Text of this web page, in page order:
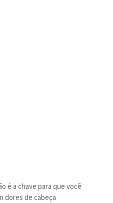
é a chave para que você
dores de cabeça